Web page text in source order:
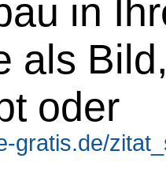
in
als Bild,
oder
gratis.de/